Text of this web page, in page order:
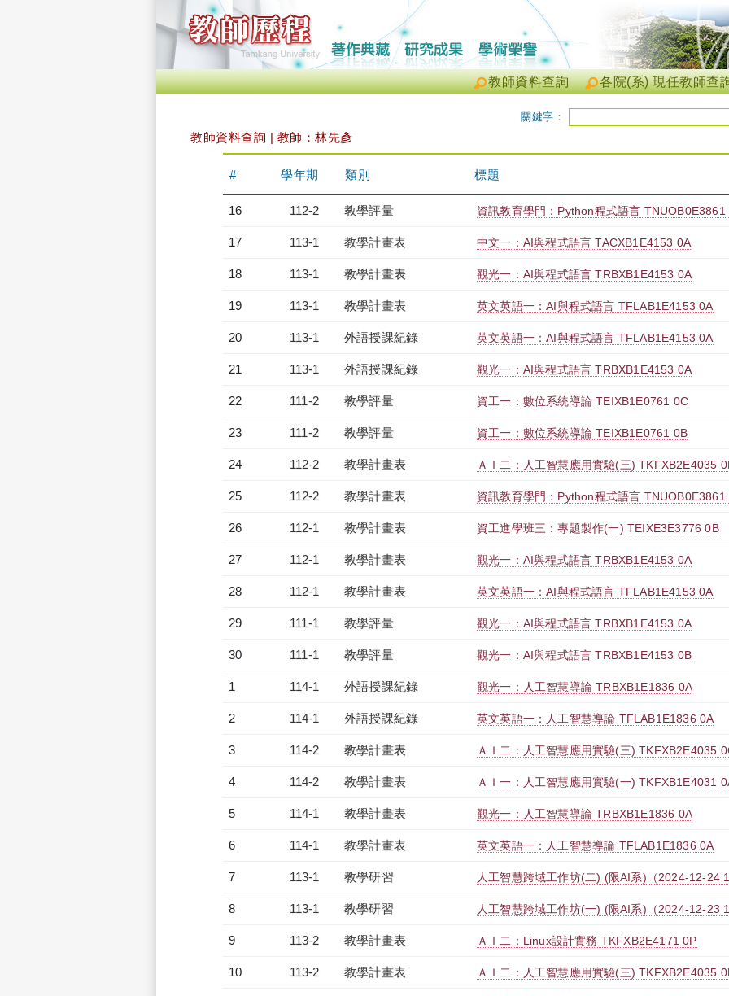
各院(系) 現任教師查
教師資料查詢
關鍵字：
教師資料查詢 | 教師：林先彥
# 學年期 類別 標題
16 112-2 教學評量 資訊教育學門：Python程式語言 TNUOB0E3861
17 113-1 教學計畫表 中文一：AI與程式語言 TACXB1E4153 0A
18 113-1 教學計畫表 觀光一：AI與程式語言 TRBXB1E4153 0A
19 113-1 教學計畫表 英文英語一：AI與程式語言 TFLAB1E4153 0A
20 113-1 外語授課紀錄 英文英語一：AI與程式語言 TFLAB1E4153 0A
21 113-1 外語授課紀錄 觀光一：AI與程式語言 TRBXB1E4153 0A
22 111-2 教學評量 資工一：數位系統導論 TEIXB1E0761 0C
23 111-2 教學評量 資工一：數位系統導論 TEIXB1E0761 0B
24 112-2 教學計畫表 ＡＩ二：人工智慧應用實驗(三) TKFXB2E4035
25 112-2 教學計畫表 資訊教育學門：Python程式語言 TNUOB0E3861
26 112-1 教學計畫表 資工進學班三：專題製作(一) TEIXE3E3776 0B
27 112-1 教學計畫表 觀光一：AI與程式語言 TRBXB1E4153 0A
28 112-1 教學計畫表 英文英語一：AI與程式語言 TFLAB1E4153 0A
29 111-1 教學評量 觀光一：AI與程式語言 TRBXB1E4153 0A
30 111-1 教學評量 觀光一：AI與程式語言 TRBXB1E4153 0B
1 114-1 外語授課紀錄 觀光一：人工智慧導論 TRBXB1E1836 0A
2 114-1 外語授課紀錄 英文英語一：人工智慧導論 TFLAB1E1836 0A
3 114-2 教學計畫表 ＡＩ二：人工智慧應用實驗(三) TKFXB2E4035
4 114-2 教學計畫表 ＡＩ一：人工智慧應用實驗(一) TKFXB1E4031
5 114-1 教學計畫表 觀光一：人工智慧導論 TRBXB1E1836 0A
6 114-1 教學計畫表 英文英語一：人工智慧導論 TFLAB1E1836 0A
7 113-1 教學研習 人工智慧跨域工作坊(二) (限AI系)（2024-12-24
8 113-1 教學研習 人工智慧跨域工作坊(一) (限AI系)（2024-12-23
9 113-2 教學計畫表 ＡＩ二：Linux設計實務 TKFXB2E4171 0P
10 113-2 教學計畫表 ＡＩ二：人工智慧應用實驗(三) TKFXB2E4035